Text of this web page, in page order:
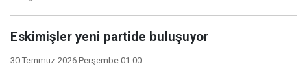
Eskimişler yeni partide buluşuyor
30 Temmuz 2026 Perşembe 01:00